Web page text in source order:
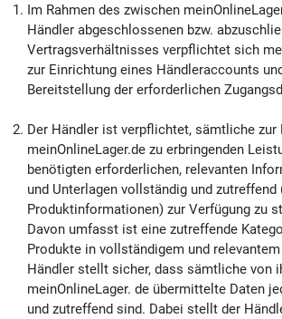
Im Rahmen des zwischen
Händler abgeschlossenen bzw.
Vertragsverhältnisses verpflichtet sich
zur Einrichtung eines Händleraccounts
Bereitstellung der erforderlichen
Der Händler ist verpflichtet, sämtliche zur
meinOnlineLager.de zu erbringenden
benötigten erforderlichen, relevanten
und Unterlagen vollständig und
Produktinformationen) zur Verfügung zu
Davon umfasst ist eine zutreffende
Produkte in vollständigem und
Händler stellt sicher, dass sämtliche von
meinOnlineLager. de übermittelte Daten
und zutreffend sind. Dabei stellt der